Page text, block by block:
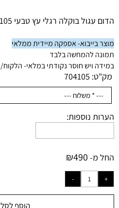
הדום עגול בוקלה רגלי עץ טבעי 704105 בגוון שמנת 60/60/43
מוצר בייבוא- אספקה מיידית ממלאי
תמונה להמחשה בלבד
במידה ויש חוסר נקודתי במלאי-
מק"ט: 704105
הערות נוספות:
החל מ- ₪490
הוסף לסל